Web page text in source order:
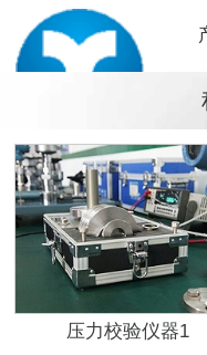
压力校验仪器1